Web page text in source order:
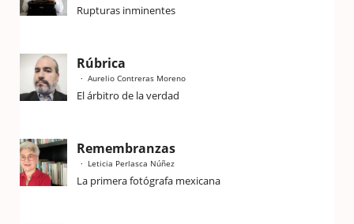
Rupturas inminentes
Rúbrica
Aurelio Contreras Moreno
El árbitro de la verdad
Remembranzas
Leticia Perlasca Núñez
La primera fotógrafa mexicana